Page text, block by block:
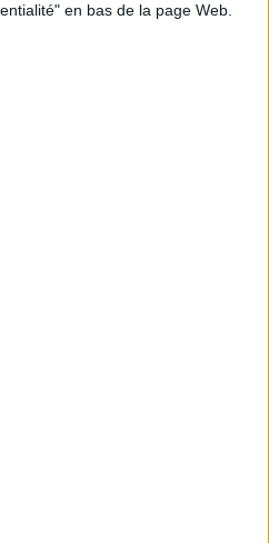
en bas de la page Web.